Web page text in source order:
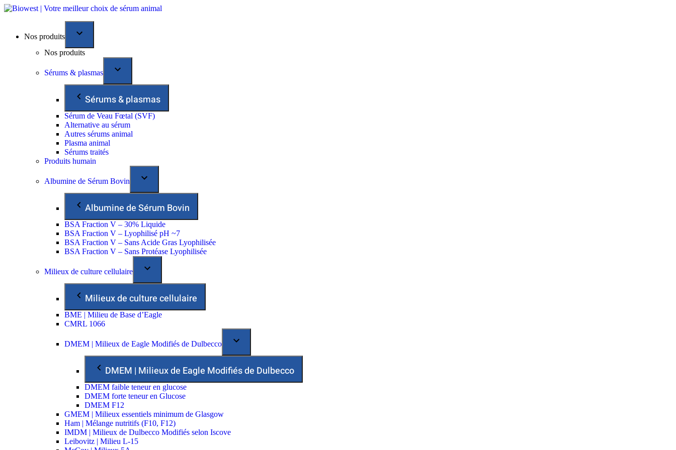
Nos produits
Nos produits
Sérums & plasmas
Sérums & plasmas
Sérum de Veau Fœtal (SVF)
Alternative au sérum
Autres sérums animal
Plasma animal
Sérums traités
Produits humain
Albumine de Sérum Bovin
Albumine de Sérum Bovin
BSA Fraction V – 30% Liquide
BSA Fraction V – Lyophilisé pH ~7
BSA Fraction V – Sans Acide Gras Lyophilisée
BSA Fraction V – Sans Protéase Lyophilisée
Milieux de culture cellulaire
Milieux de culture cellulaire
BME | Milieu de Base d’Eagle
CMRL 1066
DMEM | Milieux de Eagle Modifiés de Dulbecco
DMEM | Milieux de Eagle Modifiés de Dulbecco
DMEM faible teneur en glucose
DMEM forte teneur en Glucose
DMEM F12
GMEM | Milieux essentiels minimum de Glasgow
Ham | Mélange nutritifs (F10, F12)
IMDM | Milieux de Dulbecco Modifiés selon Iscove
Leibovitz | Milieu L-15